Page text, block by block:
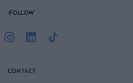
FOLLOW
CONTACT